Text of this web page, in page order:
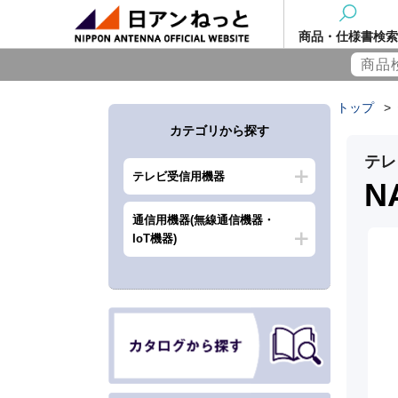
商品・仕様書検索
カテゴリから探す
テレビ受信用機器
通信用機器(無線通信機器・
IoT機器)
トップ >
テ